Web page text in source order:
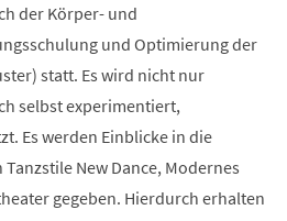
der Körper- und
und Optimierung der
statt. Es wird nicht nur
selbst experimentiert,
Es werden Einblicke in die
New Dance, Modernes
gegeben. Hierdurch erhalten